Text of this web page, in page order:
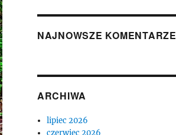
NAJNOWSZE KOMENTARZE
ARCHIWA
lipiec 2026
czerwiec 2026